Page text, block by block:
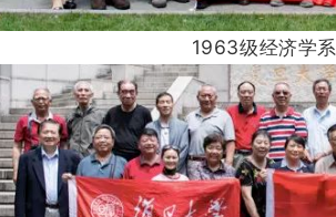
1963级经济学